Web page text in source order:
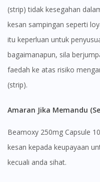
(strip) tidak kesegahan
kesan sampingan seperti
itu keperluan untuk
bagaimanapun, sila
faedah ke atas risiko
(strip).
Amaran Jika Memandu
Beamoxy 250mg Capsule
kesan kepada keupayaan
kecuali anda sihat.